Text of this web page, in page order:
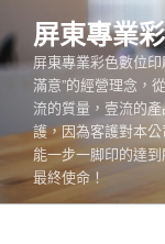
至
主
容
屏東專業
屏東專業彩色數位
滿意”的經營理念，
流的質量，壹流的
護，因為客護對本
能一步一脚印的達
最終使命！